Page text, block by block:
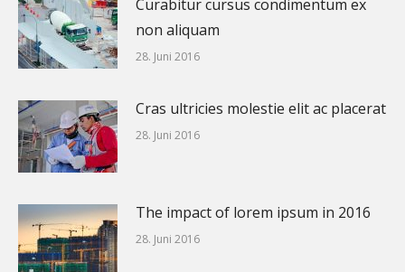
Curabitur cursus condimentum ex
non aliquam
28. Juni 2016
Cras ultricies molestie elit ac placerat
28. Juni 2016
The impact of lorem ipsum in 2016
28. Juni 2016